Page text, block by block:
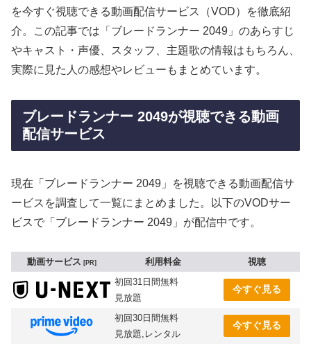
を今すぐ視聴できる動画配信サービス（VOD）を徹底紹
介。この記事では「ブレードランナー 2049」のあらすじ
やキャスト・声優、スタッフ、主題歌の情報はもちろん、
実際に見た人の感想やレビューもまとめています。
ブレードランナー 2049が視聴できる動画
配信サービス
現在「ブレードランナー 2049」を視聴できる動画配信サ
ービスを調査して一覧にまとめました。以下のVODサー
ビスで「ブレードランナー 2049」が配信中です。
動画サービス PR 利用料金
視聴
初回31日間無料
見放題
今すぐ見る
初回30日間無料
見放題,レンタル
今すぐ見る